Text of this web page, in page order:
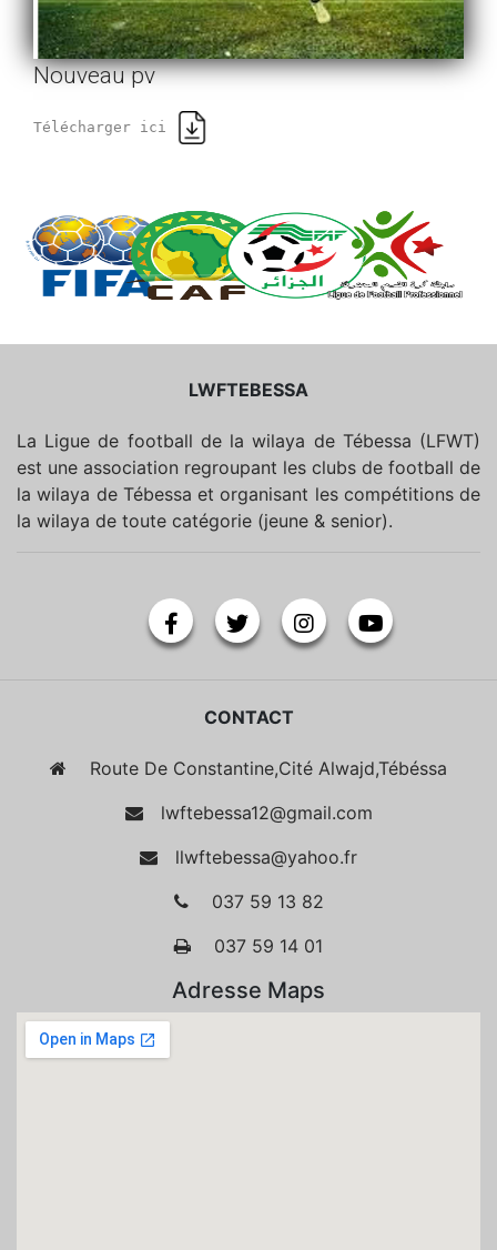
Nouveau pv
Télécharger ici
LWFTEBESSA
La Ligue de football de la wilaya de Tébessa (LFWT)
est une association regroupant les clubs de football de
la wilaya de Tébessa et organisant les compétitions de
la wilaya de toute catégorie (jeune & senior).
CONTACT
Route De Constantine,Cité Alwajd,Tébéssa
lwftebessa12@gmail.com
llwftebessa@yahoo.fr
037 59 13 82
037 59 14 01
Adresse Maps